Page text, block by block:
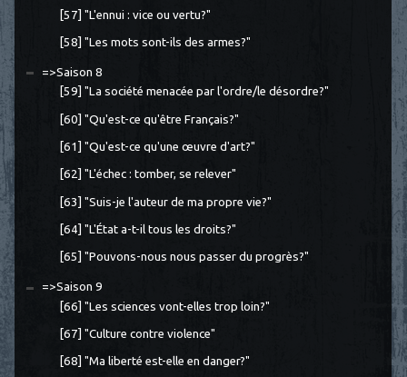
[57] "L'ennui : vice ou vertu?"
[58] "Les mots sont-ils des armes?"
=>Saison 8
[59] "La société menacée par l'ordre/le désordre?"
[60] "Qu'est-ce qu'être Français?"
[61] "Qu'est-ce qu'une œuvre d'art?"
[62] "L'échec : tomber, se relever"
[63] "Suis-je l'auteur de ma propre vie?"
[64] "L'État a-t-il tous les droits?"
[65] "Pouvons-nous nous passer du progrès?"
=>Saison 9
[66] "Les sciences vont-elles trop loin?"
[67] "Culture contre violence"
[68] "Ma liberté est-elle en danger?"